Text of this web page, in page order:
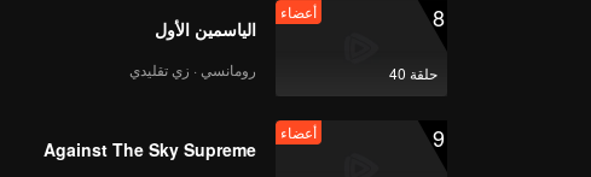
8
حلقة 40
أعضاء
الياسمين الأول
رومانسي · زي تقليدي
9 أعضاء
Against The Sky Supreme